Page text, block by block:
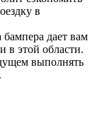
в
бампера дает вам
в этой области.
выполнять